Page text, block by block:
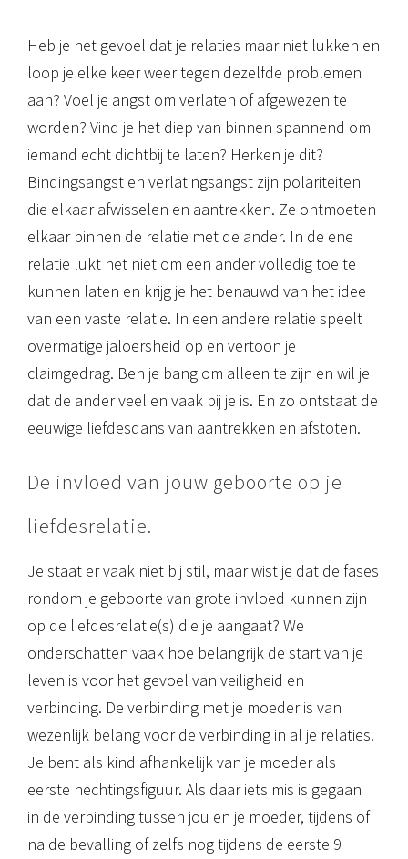
Heb je het gevoel dat je relaties maar niet lukken en
loop je elke keer weer tegen dezelfde problemen
aan? Voel je angst om verlaten of afgewezen te
worden? Vind je het diep van binnen spannend om
iemand echt dichtbij te laten? Herken je dit?
Bindingsangst en verlatingsangst zijn polariteiten
die elkaar afwisselen en aantrekken. Ze ontmoeten
elkaar binnen de relatie met de ander. In de ene
relatie lukt het niet om een ander volledig toe te
kunnen laten en krijg je het benauwd van het idee
van een vaste relatie. In een andere relatie speelt
overmatige jaloersheid op en vertoon je
claimgedrag. Ben je bang om alleen te zijn en wil je
dat de ander veel en vaak bij je is. En zo ontstaat de
eeuwige liefdesdans van aantrekken en afstoten.
De invloed van jouw geboorte op je
liefdesrelatie.
Je staat er vaak niet bij stil, maar wist je dat de fases
rondom je geboorte van grote invloed kunnen zijn
op de liefdesrelatie(s) die je aangaat? We
onderschatten vaak hoe belangrijk de start van je
leven is voor het gevoel van veiligheid en
verbinding. De verbinding met je moeder is van
wezenlijk belang voor de verbinding in al je relaties.
Je bent als kind afhankelijk van je moeder als
eerste hechtingsfiguur. Als daar iets mis is gegaan
in de verbinding tussen jou en je moeder, tijdens of
na de bevalling of zelfs nog tijdens de eerste 9